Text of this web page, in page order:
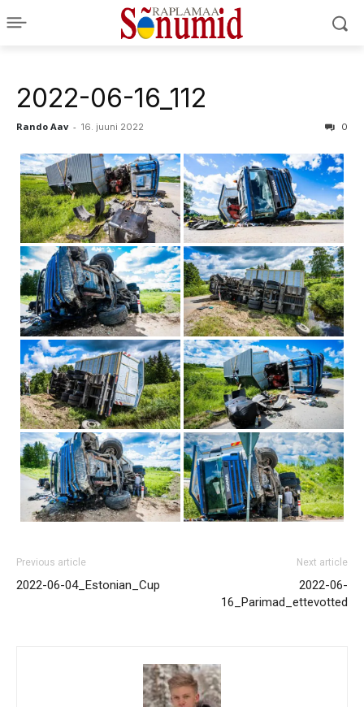
2022-06-16_112
Rando Aav - 16. juuni 2022 0
Previous article
2022-06-04_Estonian_Cup
Next article
2022-06-
16_Parimad_ettevotted